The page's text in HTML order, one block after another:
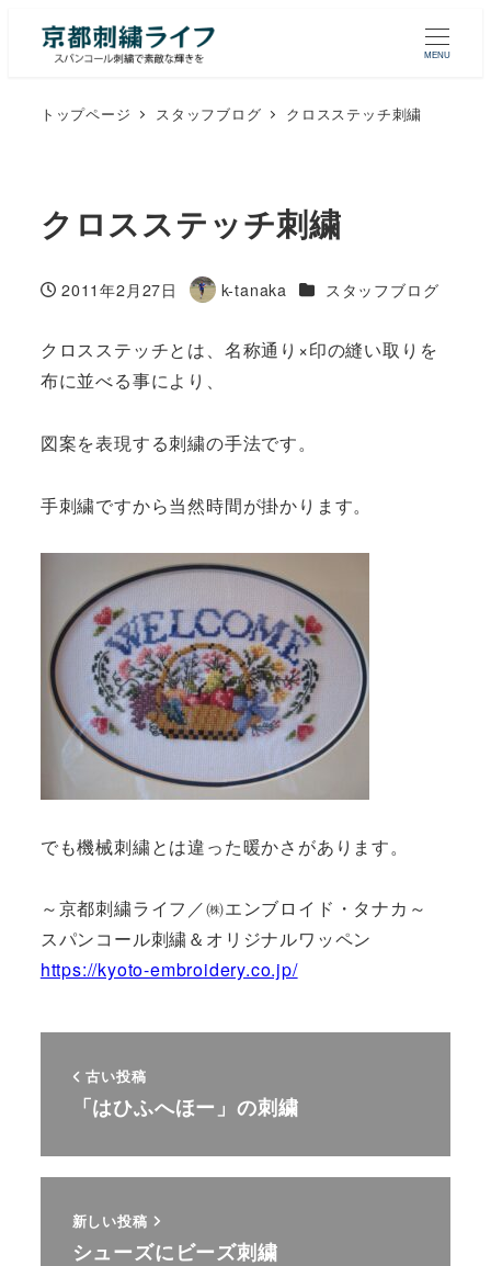
MENU
トップページ スタッフブログ クロスステッチ刺繍
クロスステッチ刺繍
投稿日
2011年2月27日
著
k-tanaka カテゴリー
スタッフブログ
クロスステッチとは、名称通り×印の縫い取りを
布に並べる事により、
図案を表現する刺繍の手法です。
手刺繍ですから当然時間が掛かります。
でも機械刺繍とは違った暖かさがあります。
～京都刺繍ライフ／㈱エンブロイド・タナカ～
スパンコール刺繍＆オリジナルワッペン
https://kyoto-embroidery.co.jp/
古い投稿
「はひふへほー」の刺繍
新しい投稿
シューズにビーズ刺繍